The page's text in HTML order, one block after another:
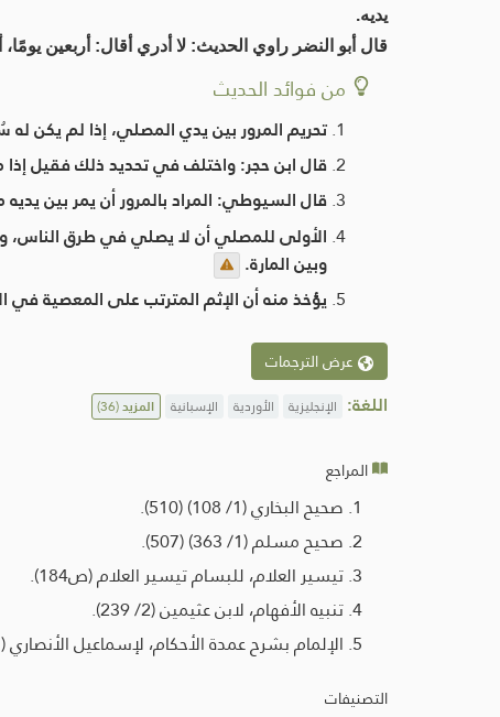
يديه.
قال أبو النضر راوي الحديث: لا أدري أقال: أربعين
من فوائد الحديث
تحريم المرور بين يدي المصلي، إذا لم يكن له
قال ابن حجر: واختلف في تحديد ذلك فقيل إذا
قال السيوطي: المراد بالمرور أن يمر بين
الأولى للمصلي أن لا يصلي في طرق الناس،
وبين المارة.
يؤخذ منه أن الإثم المترتب على المعصية
عرض الترجمات
اللغة: الإنجليزية الأوردية الإسبانية المزيد(36)
المراجع
صحيح البخاري (1/ 108) (510).
صحيح مسلم (1/ 363) (507).
تيسير العلام، للبسام تيسير العلام (ص184).
تنبيه الأفهام، لابن عثيمين (2/ 239).
الإلمام بشرح عمدة الأحكام، لإسماعيل الأنصاري (1/ 154).
التصنيفات